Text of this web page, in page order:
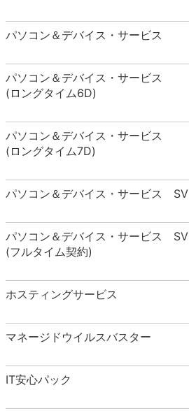
パソコン＆デバイス・サービス
パソコン＆デバイス・サービス
(ロングタイム6D)
パソコン＆デバイス・サービス
(ロングタイム7D)
パソコン＆デバイス・サービス SV
パソコン＆デバイス・サービス SV
(フルタイム契約)
ホスティングサービス
マネージドウイルスバスター
IT安心パック